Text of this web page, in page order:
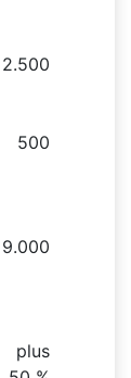
2.500
500
9.000
plus